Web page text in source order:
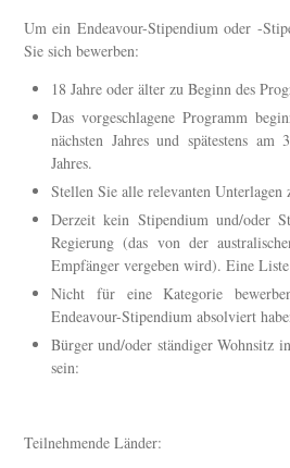
Um ein Endeavour-Stipendium oder -
Sie sich bewerben:
18 Jahre oder älter zu Beginn des
Das vorgeschlagene Programm
nächsten Jahres und spätestens am
Jahres.
Stellen Sie alle relevanten Unterlagen
Derzeit kein Stipendium und/oder
Regierung (das von der
Empfänger vergeben wird). Eine
Nicht für eine Kategorie
Endeavour-Stipendium absolviert
Bürger und/oder ständiger Wohnsitz
sein:
Teilnehmende Länder: